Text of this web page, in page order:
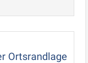
Ortsrandlage